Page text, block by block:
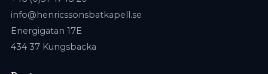
info@henricssonsbatkapell.se
Energigatan 17E
434 37 Kungsbacka